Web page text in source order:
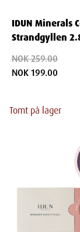
IDUN Minerals
Strandgyllen
NOK 259.00
NOK 199.00
Tomt på lager